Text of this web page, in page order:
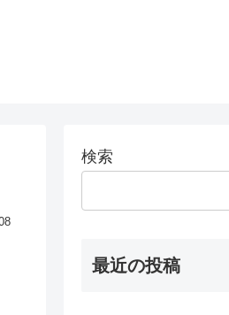
検索
最近の投稿